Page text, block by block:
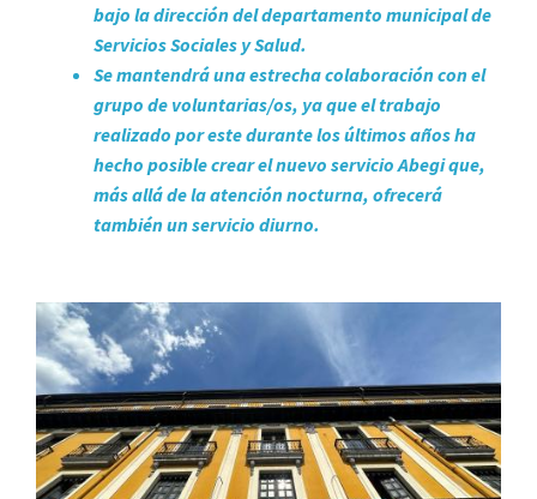
bajo la dirección del departamento municipal de
Servicios Sociales y Salud.
Se mantendrá una estrecha colaboración con el
grupo de voluntarias/os, ya que el trabajo
realizado por este durante los últimos años ha
hecho posible crear el nuevo servicio Abegi que,
más allá de la atención nocturna, ofrecerá
también un servicio diurno.